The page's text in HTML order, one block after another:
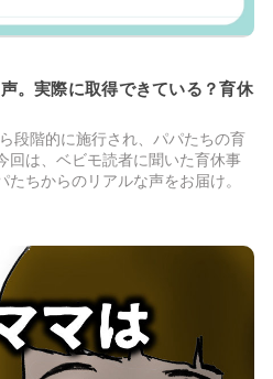
。実際に取得できている？育休
段階的に施行され、パパたちの育
回は、ベビモ読者に聞いた育休事
ちからのリアルな声をお届け。